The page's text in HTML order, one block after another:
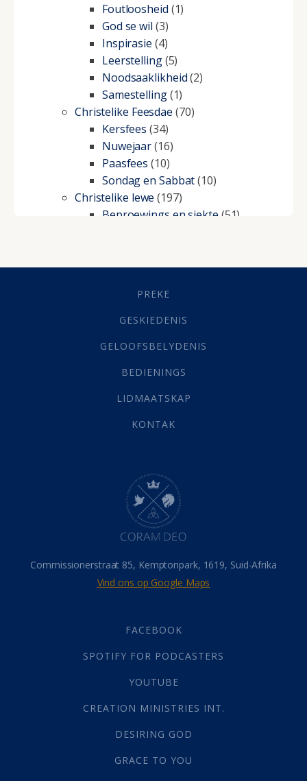
Foutloosheid (1)
God se wil (3)
Inspirasie (4)
Leerstelling(5)
Noodsaaklikheid(2)
Samestelling(1)
Christelike Feesdae (70)
Kersfees (34)
Nuwejaar(16)
Paasfees (10)
Sondag en Sabbat(10)
Christelike lewe (197)
Beproewings en siekte (51)
Geestelike Groei(10)
(21)
Grys Areas(4)
Lewensdoel(3)
Selfondersoek(1)
Werk(22)
(142)
Hemel (31)
Israel (14)
Millennium(1)
Oordeelsdag(19)
Verheerlikte liggaam
Wederkoms
(27)
Gebed(87)
Die Onse Vader(12)
God(392)
Afgode(23)
Almag(1)
Alomteenwoordig
Alwetendheid (1)
PREKE
GESKIEDENIS
GELOOFSBELYDENIS
BEDIENINGS
LIDMAATSKAP
KONTAK
Commissionerstraat 85, Kemptonpark, 1619, Suid-Afrika
Vind ons op Google Maps
FACEBOOK
SPOTIFY FOR PODCASTERS
YOUTUBE
CREATION MINISTRIES INT.
DESIRING GOD
GRACE TO YOU